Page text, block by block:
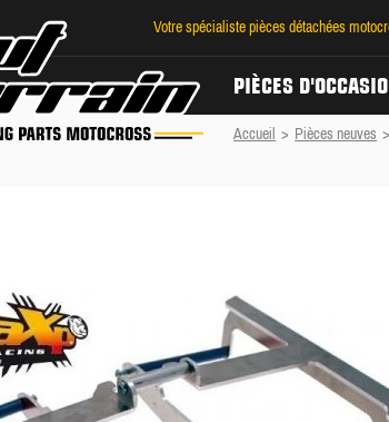
Votre spécialiste pièces détachées
PIÈCES
Accueil > Pièces neuves >